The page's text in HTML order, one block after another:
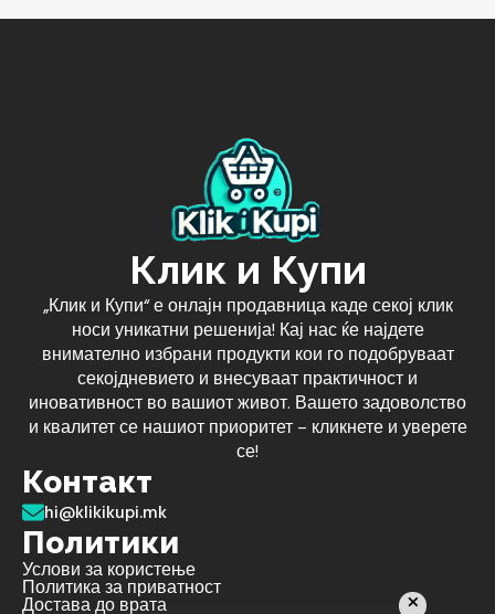
Клик и Купи
„Клик и Купи“ е онлајн продавница каде секој клик
носи уникатни решенија! Кај нас ќе најдете
внимателно избрани продукти кои го подобруваат
секојдневието и внесуваат практичност и
иновативност во вашиот живот. Вашето задоволство
и квалитет се нашиот приоритет – кликнете и уверете
се!
Контакт
hi@klikikupi.mk
Политики
Услови за користење
Политика за приватност
Достава до врата